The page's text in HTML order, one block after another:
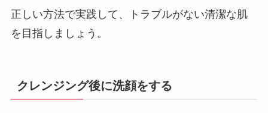
正しい方法で実践して、トラブルがない清潔な肌
を目指しましょう。
クレンジング後に洗顔をする